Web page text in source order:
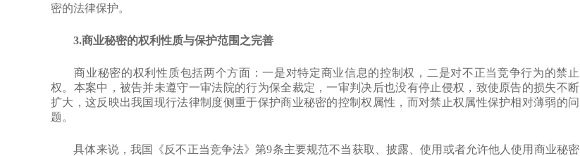
密的法律保护。
3.商业秘密的权利性质与保护范围之完善
商业秘密的权利性质包括两个方面：一是对特定商业信息的控制权，二是对不正当竞争行为的禁止
权。本案中，被告并未遵守一审法院的行为保全裁定，一审判决后也没有停止侵权，致使原告的损失不断
扩大，这反映出我国现行法律制度侧重于保护商业秘密的控制权属性，而对禁止权属性保护相对薄弱的问
题。
具体来说，我国《反不正当竞争法》第9条主要规范不当获取、披露、使用或者允许他人使用商业秘密